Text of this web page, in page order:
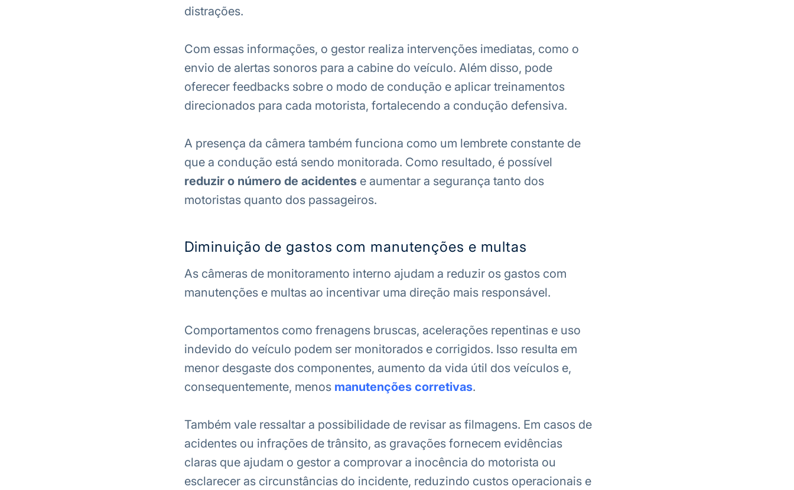
distrações.
Com essas informações, o gestor realiza intervenções imediatas, como o
envio de alertas sonoros para a cabine do veículo. Além disso, pode
oferecer feedbacks sobre o modo de condução e aplicar treinamentos
direcionados para cada motorista, fortalecendo a condução defensiva.
A presença da câmera também funciona como um lembrete constante de
que a condução está sendo monitorada. Como resultado, é possível
reduzir o número de acidentese aumentar a segurança tanto dos
motoristas quanto dos passageiros.
Diminuição de gastos com manutenções e multas
As câmeras de monitoramento interno ajudam a reduzir os gastos com
manutenções e multasao incentivar uma direção mais responsável.
Comportamentos como frenagens bruscas, acelerações repentinas e uso
indevido do veículo podem ser monitorados e corrigidos. Isso resulta em
menor desgaste dos componentes, aumento da vida útil dos veículos e,
consequentemente, menos manutenções corretivas.
Também vale ressaltar a possibilidade de revisar as filmagens. Em casos de
acidentes ou infrações de trânsito, as gravações fornecem evidências
claras que ajudam o gestor a comprovar a inocência do motorista ou
esclarecer as circunstâncias do incidente, reduzindo custos operacionais e